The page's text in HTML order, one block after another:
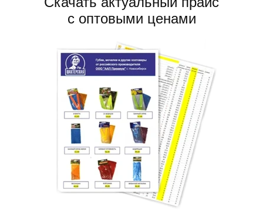
​с оптовыми ценами